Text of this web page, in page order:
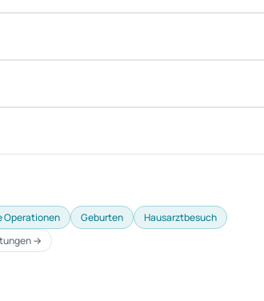
Operationen Geburten
Hausarztbesuch
→